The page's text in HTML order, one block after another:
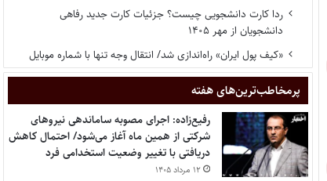
ردا کارت دانشجویی چیست؟ جزئیات کارت جدید رفاهی
دانشجویان از مهر ۱۴۰۵
«کیف پول ایران» راه‌اندازی شد/ انتقال وجه تنها با شماره موبایل
پر‌مخاطب‌ترین‌های هفته
رفیع‌زاده: اجرای مصوبه ساماندهی نیروهای
شرکتی از همین ماه آغاز می‌شود/ احتمال کاهش
دریافتی با تغییر وضعیت استخدامی فرد
۱۲ مرداد ۱۴۰۵